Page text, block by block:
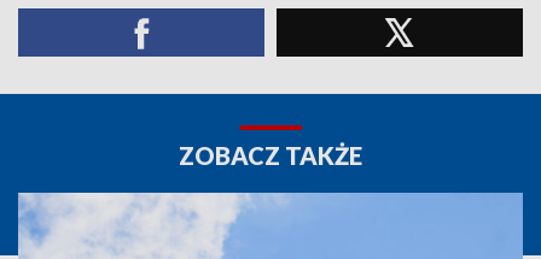
ZOBACZ TAKŻE